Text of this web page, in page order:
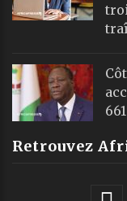
Retrouvez